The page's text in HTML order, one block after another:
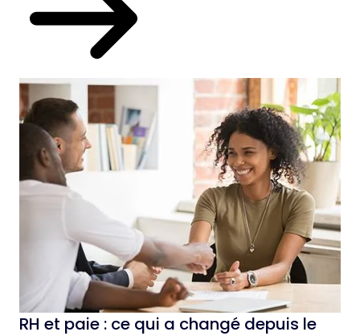
RH et paie : ce qui a changé depuis le